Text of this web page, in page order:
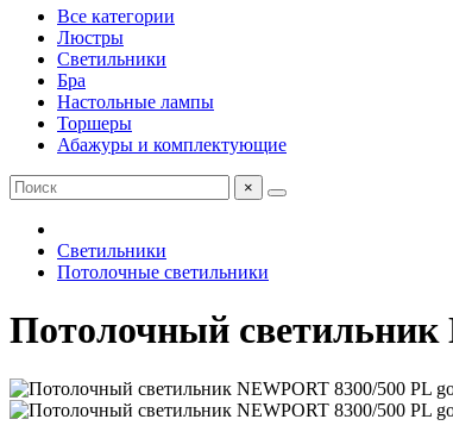
Все категории
Люстры
Светильники
Бра
Настольные лампы
Торшеры
Абажуры и комплектующие
×
Светильники
Потолочные светильники
Потолочный светильник